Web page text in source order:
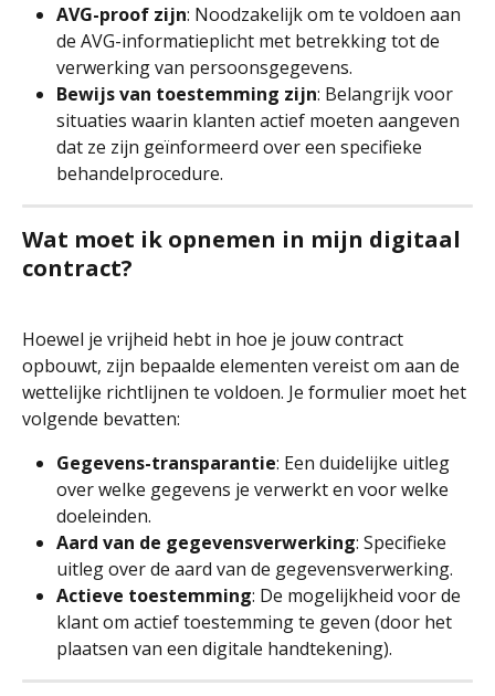
AVG-proof zijn: Noodzakelijk om te voldoen aan
de AVG-informatieplicht met betrekking tot de
verwerking van persoonsgegevens.
Bewijs van toestemming zijn: Belangrijk voor
situaties waarin klanten actief moeten aangeven
dat ze zijn geïnformeerd over een specifieke
behandelprocedure.
Wat moet ik opnemen in mijn digitaal
contract?
Hoewel je vrijheid hebt in hoe je jouw contract
opbouwt, zijn bepaalde elementen vereist om aan de
wettelijke richtlijnen te voldoen. Je formulier moet het
volgende bevatten:
Gegevens-transparantie: Een duidelijke uitleg
over welke gegevens je verwerkt en voor welke
doeleinden.
Aard van de gegevensverwerking: Specifieke
uitleg over de aard van de gegevensverwerking.
Actieve toestemming: De mogelijkheid voor de
klant om actief toestemming te geven (door het
plaatsen van een digitale handtekening).